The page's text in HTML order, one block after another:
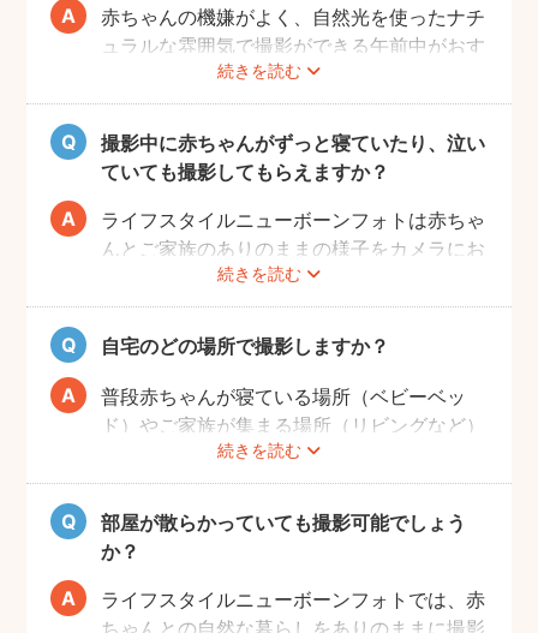
続きを読む
赤ちゃんの機嫌がよく、自然光を使ったナチ
ュラルな雰囲気で撮影ができる午前中がおす
赤ちゃんもお母さんも、おうちに戻ってから
の生活リズムがまだ整わないうえ、授乳・お
むつ替え・ねんねのタイミングは赤ちゃんに
よってそれぞれです。 日時を決めるのが難
しい場合、フォトグラファーへ予約時間をご
相談ください。
撮影中に赤ちゃんがずっと寝ていたり、泣い
ていても撮影してもらえますか？
続きを読む
ライフスタイルニューボーンフォトは赤ちゃ
んとご家族のありのままの様子をカメラにお
さめます。そのため、寝ていたり、泣いてい
てもそのまま撮影をしていきます。生まれた
ての赤ちゃんの寝顔、元気いっぱいの泣き顔
など、ぜひご家族の記念として残すことをお
すすめします！
自宅のどの場所で撮影しますか？
続きを読む
普段赤ちゃんが寝ている場所（ベビーベッ
ド）やご家族が集まる場所（リビングなど）
を中心に撮影します。撮影可能な場所や、撮
影NGの場所については事前にフォトグラフ
ァーと打ち合わせをお願いします。
部屋が散らかっていても撮影可能でしょう
か？
ライフスタイルニューボーンフォトでは、赤
ちゃんとの自然な暮らしをありのままに撮影